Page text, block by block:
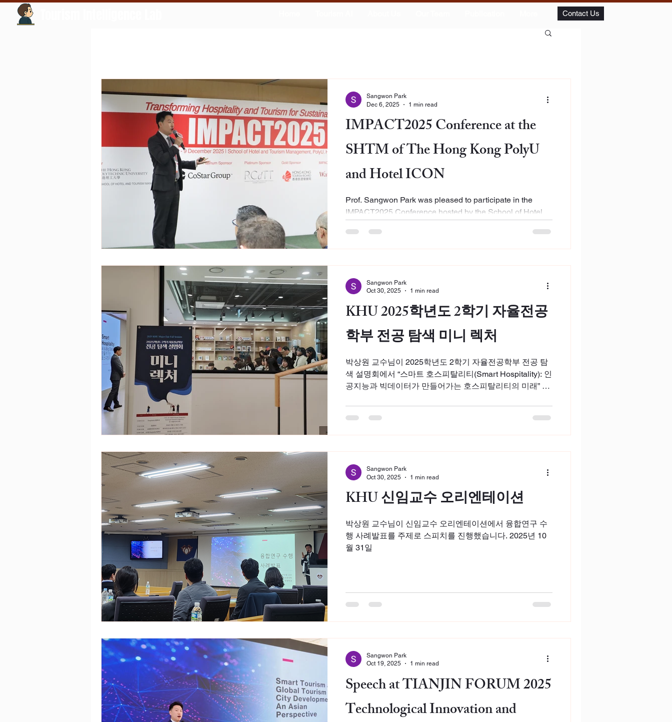
Contact Us
IMPACT2025 Conference at the
SHTM of The Hong Kong PolyU
and Hotel ICON
Prof. Sangwon Park was pleased to participate in the
IMPACT2025 Conference hosted by the School of Hotel
University. “Transforming Hospitality and Tourism for a
Sustainable Future” The Professor attended the
engaging with leading scholars and industry experts from
around the world. 7-9 December 2025
Sangwon Park
Dec 6, 2025
1 min read
KHU 2025학년도 2학기 자율전공
학부 전공 탐색 미니 렉처
박상원 교수님이 2025학년도 2학기 자율전공학부 전공 탐
색 설명회에서 “스마트 호스피탈리티(Smart Hospitality): 인
공지능과 빅데이터가 만들어가는 호스피탈리티의 미래” 라
진로에 대해 생각해보는 뜻깊은 시간이 되었습니다. 스마트
시대의 호스피탈리티를 함께 만들어갈 미래의 꿈나무들을
Sangwon Park
Oct 30, 2025
1 min read
KHU 신임교수 오리엔테이션
박상원 교수님이 신임교수 오리엔테이션에서 융합연구 수
행 사례발표를 주제로 스피치를 진행했습니다. 2025년 10
월 31일
Sangwon Park
Oct 30, 2025
1 min read
Speech at TIANJIN FORUM 2025
Technological Innovation and
Sangwon Park
Oct 19, 2025
1 min read